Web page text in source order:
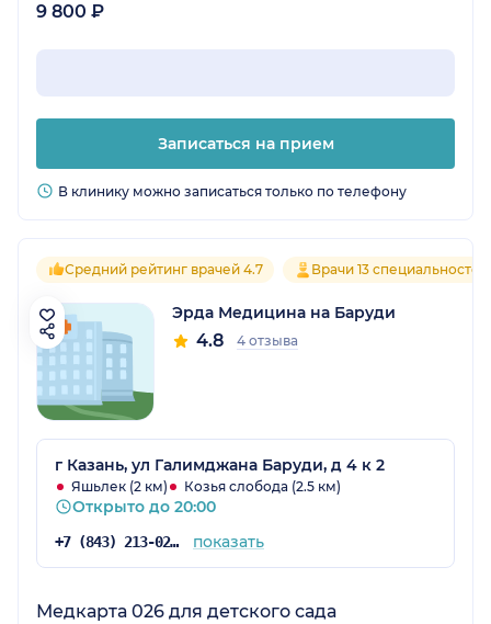
9 800 ₽
Записаться на прием
В клинику можно записаться только по телефону
Средний рейтинг врачей 4.7 Врачи 13 специальностей
Эрда Медицина на Баруди
4.8 4 отзыва
г Казань, ул Галимджана Баруди, д 4 к 2
Яшьлек (2 км) Козья слобода (2.5 км)
Открыто до 20:00
+7 (843) 213-02-71 показать
Медкарта 026 для детского сада